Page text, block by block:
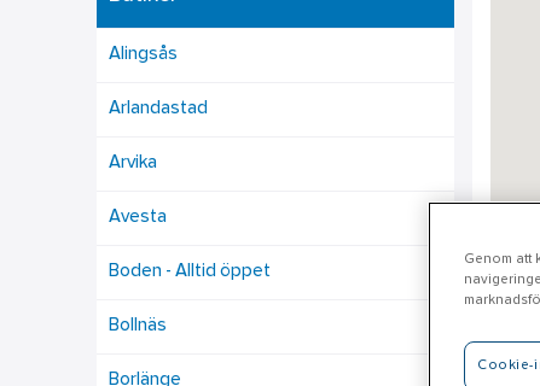
Alingsås
Arlandastad
Arvika
Avesta
Boden - Alltid öppet
Bollnäs
Borlänge
Här
Genom att
Cookie-